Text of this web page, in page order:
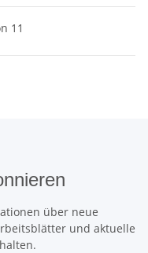
11
über neue
und aktuelle